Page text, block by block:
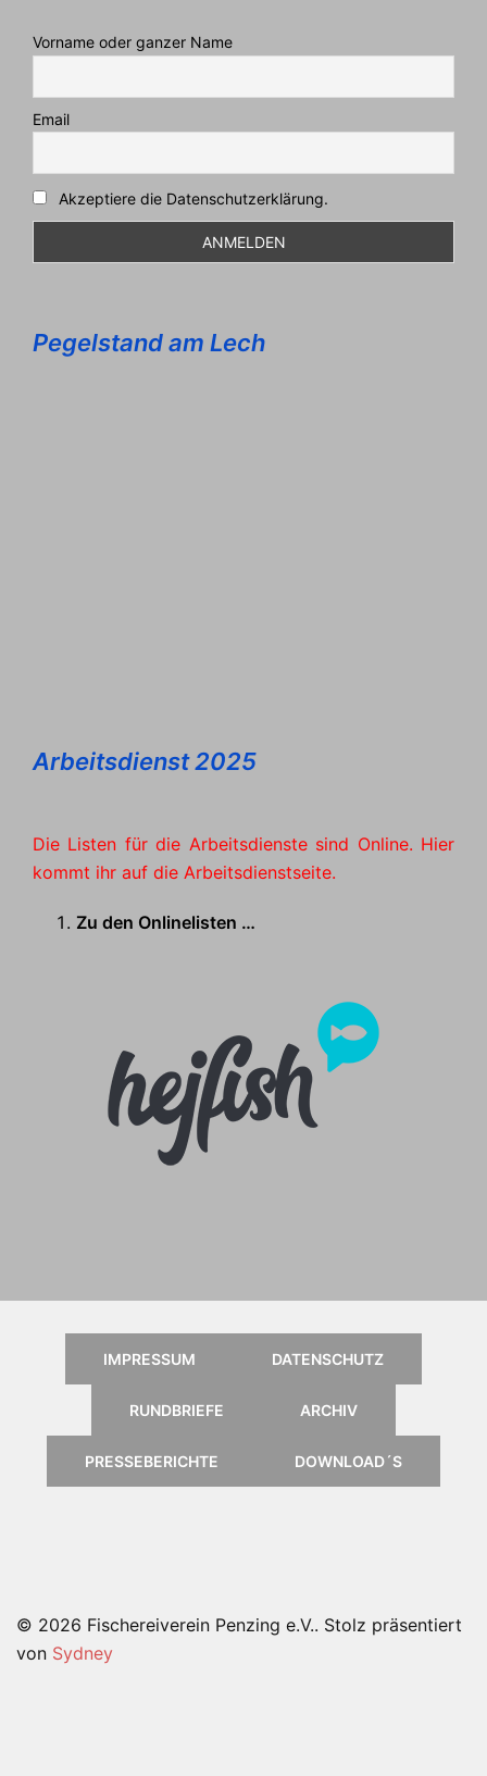
Vorname oder ganzer Name
Email
Akzeptiere die Datenschutzerklärung.
Pegelstand am Lech
Arbeitsdienst 2025
Die Listen für die Arbeitsdienste sind Online. Hier
kommt ihr auf die Arbeitsdienstseite.
Zu den Onlinelisten …
IMPRESSUM DATENSCHUTZ
RUNDBRIEFE ARCHIV
PRESSEBERICHTE DOWNLOAD´S
© 2026 Fischereiverein Penzing e.V.. Stolz präsentiert
von Sydney